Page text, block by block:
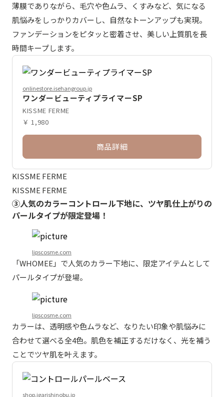
薄膜でありながら、毛穴や色ムラ、くすみなど、気になる
肌悩みをしっかりカバーし、自然なトーンアップも実現。
ファンデーションをピタッと密着させ、美しい上質肌を長
時間キープします。
onlinestore.isehangroup.jp
ワンダービューティプライマーSP
KISSME FERME
￥ 1,980
商品詳細
KISSME FERME
KISSME FERME
③人気のカラーコントロール下地に、ツヤ肌仕上がりの
パールタイプが限定登場！
lipscosme.com
「WHOMEE」で人気のカラー下地に、限定アイテムとして
パールタイプが登場。
lipscosme.com
カラーは、透明感や色ムラなど、なりたい印象や肌悩みに
合わせて選べる全4色。肌色を補正するだけなく、光を補う
ことでツヤ肌を叶えます。
shop.igarishinobu.jp